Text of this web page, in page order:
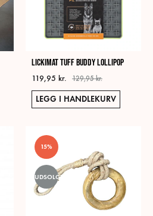
velges
produktsiden
LickiMat Tuff Buddy Lollipop
119,95 kr. 129,95kr.
LEGG I HANDLEKURV
15%
UDSOLGT